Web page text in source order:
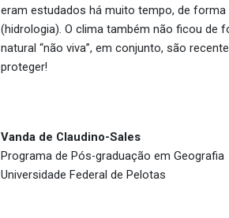
eram estudados há muito tempo, de
(hidrologia). O clima também não ficou de
natural “não viva”, em conjunto, são
proteger!
Vanda de Claudino-Sales
Programa de Pós-graduação em Geografia
Universidade Federal de Pelotas